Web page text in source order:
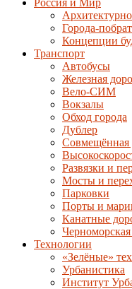
Россия и Мир
Города-
Концепции
Транспорт
Автобусы
Железная
Вело-СИМ
Вокзалы
Обход города
Дублер
Совмещённая
Развязки и
Мосты и
Парковки
Порты и
Канатные
Черноморская
Технологии
«Зелёные»
Урбанистика
Институт